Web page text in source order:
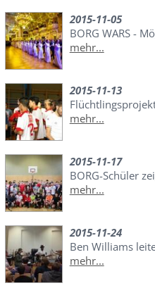
2015-11-05
BORG WARS -
mehr...
2015-11-13
mehr...
2015-11-17
BORG-Schüler
mehr...
2015-11-24
Ben Williams
mehr...